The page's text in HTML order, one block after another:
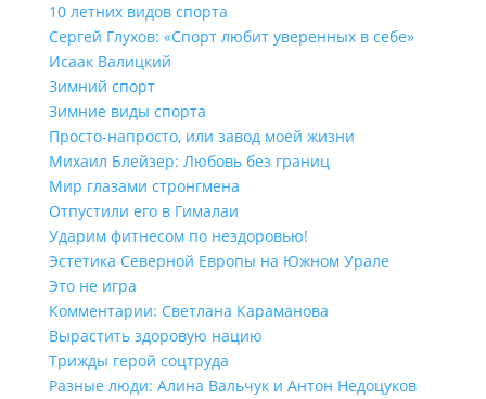
10 летних видов спорта
Сергей Глухов: «Спорт любит уверенных в себе»
Исаак Валицкий
Зимний спорт
Зимние виды спорта
Просто-напросто, или завод моей жизни
Михаил Блейзер: Любовь без границ
Мир глазами стронгмена
Отпустили его в Гималаи
Ударим фитнесом по нездоровью!
Эстетика Северной Европы на Южном Урале
Это не игра
Комментарии: Светлана Караманова
Вырастить здоровую нацию
Трижды герой соцтруда
Разные люди: Алина Вальчук и Антон Недоцуков